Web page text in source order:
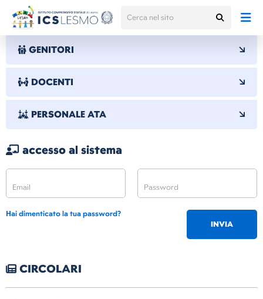
GENITORI
DOCENTI
PERSONALE ATA
accesso al sistema
Hai dimenticato la tua password?
INVIA
CIRCOLARI